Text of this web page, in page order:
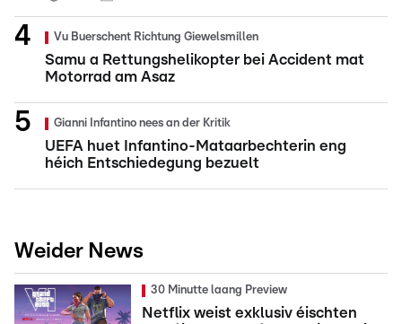
Vu Buerschent Richtung Giewelsmillen
Samu a Rettungshelikopter bei Accident mat
Motorrad am Asaz
Gianni Infantino nees an der Kritik
UEFA huet Infantino-Mataarbechterin eng
héich Entschiedegung bezuelt
Weider News
30 Minutte laang Preview
Netflix weist exklusiv éischten